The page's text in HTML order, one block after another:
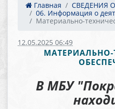
Главная
СВЕДЕНИЯ
06. Информация о
Материально-
12.05.2025 06:49
В МБУ